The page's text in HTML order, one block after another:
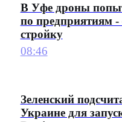
В Уфе дроны
по предприятиям -
стройку
08:46
Зеленский
Украине для